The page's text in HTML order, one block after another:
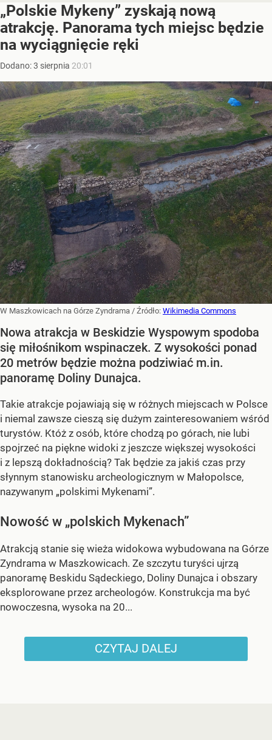
„Polskie Mykeny” zyskają nową
atrakcję. Panorama tych miejsc będzie
na wyciągnięcie ręki
Dodano:3 sierpnia 20:01
W Maszkowicach na Górze Zyndrama / Źródło: Wikimedia Commons
Nowa atrakcja w Beskidzie Wyspowym spodoba
się miłośnikom wspinaczek. Z wysokości ponad
20 metrów będzie można podziwiać m.in.
panoramę Doliny Dunajca.
Takie atrakcje pojawiają się w różnych miejscach w Polsce
i niemal zawsze cieszą się dużym zainteresowaniem wśród
turystów. Któż z osób, które chodzą po górach, nie lubi
spojrzeć na piękne widoki z jeszcze większej wysokości
i z lepszą dokładnością? Tak będzie za jakiś czas przy
słynnym stanowisku archeologicznym w Małopolsce,
nazywanym „polskimi Mykenami”.
Nowość w „polskich Mykenach”
Atrakcją stanie się wieża widokowa wybudowana na Górze
Zyndrama w Maszkowicach. Ze szczytu turyści ujrzą
panoramę Beskidu Sądeckiego, Doliny Dunajca i obszary
eksplorowane przez archeologów. Konstrukcja ma być
nowoczesna, wysoka na 20...
CZYTAJ DALEJ